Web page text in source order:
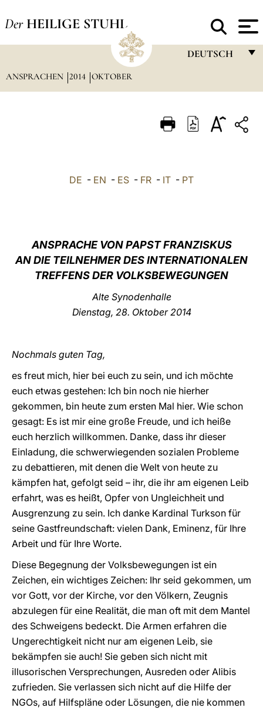
Der HEILIGE STUHL
DEUTSCH
ITALIANO
中文
LATINE
ANSPRACHEN 2014 OKTOBER
DE - EN - ES - FR - IT - PT
ANSPRACHE VON PAPST FRANZISKUS
AN DIE TEILNEHMER DES INTERNATIONALEN
TREFFENS DER VOLKSBEWEGUNGEN
Alte Synodenhalle
Dienstag, 28. Oktober 2014
Nochmals guten Tag,
es freut mich, hier bei euch zu sein, und ich möchte
euch etwas gestehen: Ich bin noch nie hierher
gekommen, bin heute zum ersten Mal hier. Wie schon
gesagt: Es ist mir eine große Freude, und ich heiße
euch herzlich willkommen. Danke, dass ihr dieser
Einladung, die schwerwiegenden sozialen Probleme
zu debattieren, mit denen die Welt von heute zu
kämpfen hat, gefolgt seid – ihr, die ihr am eigenen Leib
erfahrt, was es heißt, Opfer von Ungleichheit und
Ausgrenzung zu sein. Ich danke Kardinal Turkson für
seine Gastfreundschaft: vielen Dank, Eminenz, für Ihre
Arbeit und für Ihre Worte.
Diese Begegnung der Volksbewegungen ist ein
Zeichen, ein wichtiges Zeichen: Ihr seid gekommen, um
vor Gott, vor der Kirche, vor den Völkern, Zeugnis
abzulegen für eine Realität, die man oft mit dem Mantel
des Schweigens bedeckt. Die Armen erfahren die
Ungerechtigkeit nicht nur am eigenen Leib, sie
bekämpfen sie auch! Sie geben sich nicht mit
illusorischen Versprechungen, Ausreden oder Alibis
zufrieden. Sie verlassen sich nicht auf die Hilfe der
NGOs, auf Hilfspläne oder Lösungen, die nie kommen